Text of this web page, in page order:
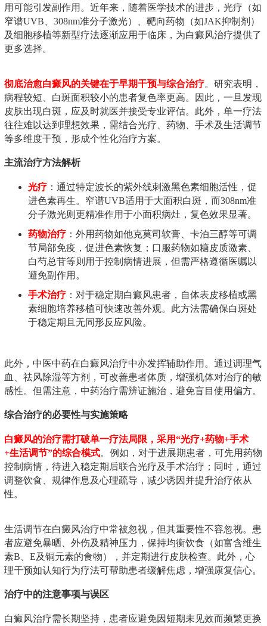
用可能引发副作用。近年来，随着医学技术的进步，光疗（如
窄谱UVB、308nm准分子激光）、靶向药物（如JAK抑制剂）
及细胞移植等新型疗法逐渐应用于临床，为白癜风治疗提供了
更多选择。
彻底治愈白癜风的关键在于早期干预与综合治疗。研究表明，
病程较短、白斑面积较小的患者复色率更高。因此，一旦发现
皮肤出现白斑，应及时就医并接受专业评估。此外，单一疗法
往往难以达到理想效果，需结合光疗、药物、手术及生活调节
等多维度干预，形成个性化治疗方案。
主流治疗方法解析
光疗 ：通过特定波长的紫外线刺激黑色素细胞活性，促
进色素再生。窄谱UVB适用于大面积白斑，而308nm准
分子激光则更精准作用于小面积病灶，复色效果显著。
药物治疗 ：外用药物如他克莫司软膏、卡泊三醇等可调
节局部免疫，促进色素恢复；口服药物如糖皮质激素、
白芍总苷等则用于控制病情进展，但需严格遵循医嘱以
避免副作用。
手术治疗 ：对于稳定期白癜风患者，自体表皮移植或黑
素细胞培养移植可快速改善外观。此方法需确保白斑处
于稳定期且无同形反应风险。
此外，中医中药在白癜风治疗中亦发挥辅助作用。通过调理气
血、祛风除湿等方剂，可改善患者体质，增强机体对治疗的敏
感性。但需注意，中药治疗需辨证施治，避免盲目使用偏方。
综合治疗的必要性与实施策略
白癜风的治疗需打破单一疗法局限，采用“光疗+药物+手术
+生活调节”的综合模式。例如，对于进展期患者，可先用药物
控制病情，待进入稳定期后联合光疗及手术治疗；同时，通过
调整饮食、规律作息及心理疏导，减少诱因并提升治疗依从
性。
生活调节在白癜风治疗中常被忽视，但其重要性不容忽视。患
者应避免暴晒、外伤及精神压力，保持均衡饮食（如富含维生
素B、E及铜元素的食物），并定期进行皮肤检查。此外，心
理干预如认知行为疗法可帮助患者缓解焦虑，增强康复信心。
治疗中的注意事项与误区
白癜风治疗需长期坚持，患者应避免因短期未见效而频繁更换